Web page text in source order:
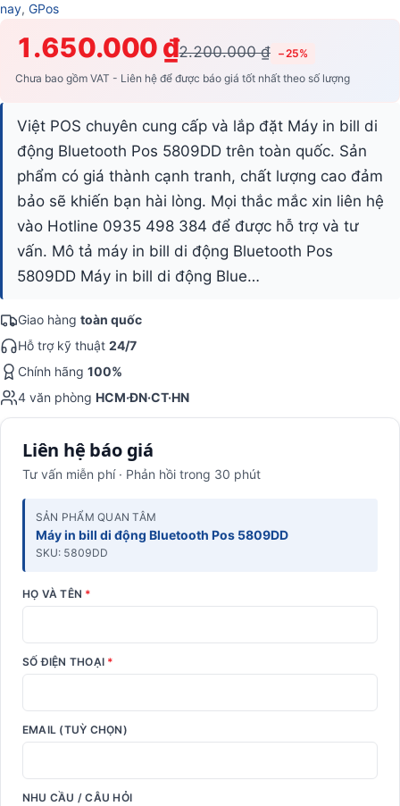
nay, GPos
1.650.000 ₫2.200.000 ₫ −25%
Chưa bao gồm VAT - Liên hệ để được báo giá tốt nhất theo số lượng
Việt POS chuyên cung cấp và lắp đặt Máy in bill di
động Bluetooth Pos 5809DD trên toàn quốc. Sản
phẩm có giá thành cạnh tranh, chất lượng cao đảm
bảo sẽ khiến bạn hài lòng. Mọi thắc mắc xin liên hệ
vào Hotline 0935 498 384 để được hỗ trợ và tư
vấn. Mô tả máy in bill di động Bluetooth Pos
5809DD Máy in bill di động Blue…
Giao hàng toàn quốc
Hỗ trợ kỹ thuật 24/7
Chính hãng 100%
4 văn phòng HCM·ĐN·CT·HN
Liên hệ báo giá
Tư vấn miễn phí · Phản hồi trong 30 phút
SẢN PHẨM QUAN TÂM
Máy in bill di động Bluetooth Pos 5809DD
SKU: 5809DD
HỌ VÀ TÊN *
SỐ ĐIỆN THOẠI *
EMAIL (TUỲ CHỌN)
NHU CẦU / CÂU HỎI